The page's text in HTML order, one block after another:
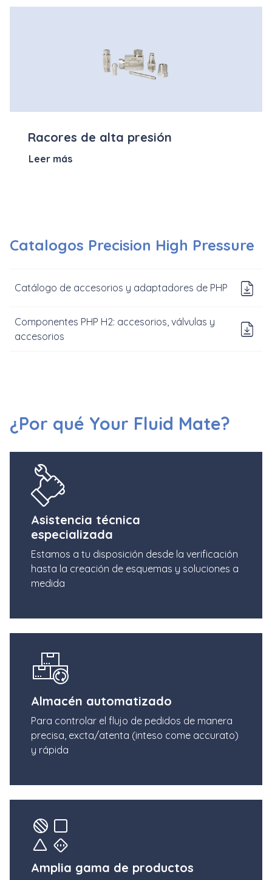
Racores de alta presión
Leer más
Catalogos Precision High Pressure
Catálogo de accesorios y adaptadores de PHP
Componentes PHP H2: accesorios, válvulas y
accesorios
¿Por qué Your Fluid Mate?
Asistencia técnica
especializada
Estamos a tu disposición desde la verificación
hasta la creación de esquemas y soluciones a
medida
Almacén automatizado
Para controlar el flujo de pedidos de manera
precisa, excta/atenta (inteso come accurato)
y rápida
Amplia gama de productos